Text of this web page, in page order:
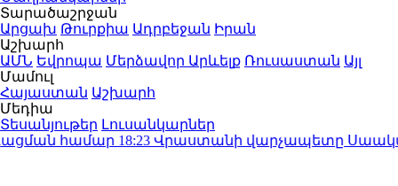
Տարածաշրջան
Արցախ Թուրքիա Ադրբեջան Իրան
Աշխարհ
ԱՄՆ Եվրոպա Մերձավոր Արևելք Ռուսաստան Այլ
Մամուլ
Հայաստան Աշխարհ
Մեդիա
Տեսանյութեր Լուսանկարներ
համար18:23Վրաստանի վարչապետը